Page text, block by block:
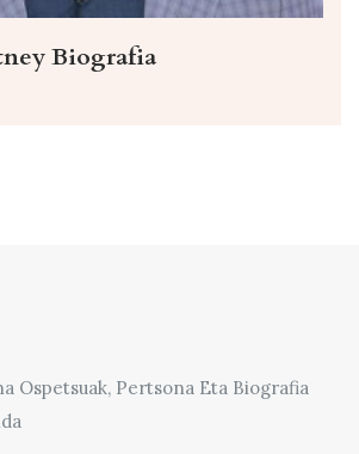
Biografia
Ospetsuak, Pertsona Eta Biografia